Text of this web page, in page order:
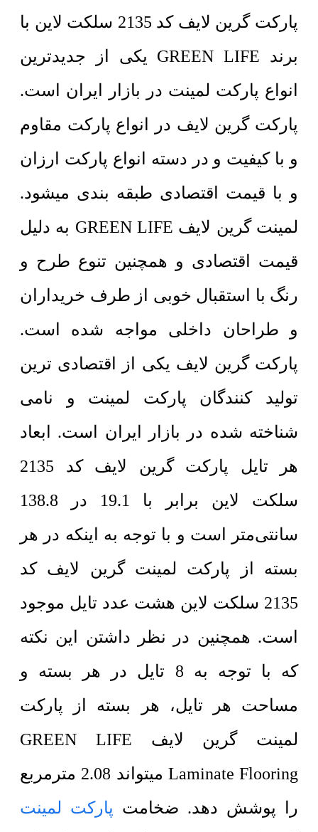
پارکت گرین لایف کد 2135 سلکت لاین با
برند GREEN LIFE یکی از جدیدترین
انواع پارکت لمینت در بازار ایران است.
پارکت گرین لایف در انواع پارکت مقاوم
و با کیفیت و در دسته انواع پارکت ارزان
و با قیمت اقتصادی طبقه بندی میشود.
لمینت گرین لایف GREEN LIFE به دلیل
قیمت اقتصادی و همچنین تنوع طرح و
رنگ با استقبال خوبی از طرف خریداران
و طراحان داخلی مواجه شده است.
پارکت گرین لایف یکی از اقتصادی ترین
تولید کنندگان پارکت لمینت و نامی
شناخته شده در بازار ایران است. ابعاد
هر تایل پارکت گرین لایف کد 2135
سلکت لاین برابر با 19.1 در 138.8
سانتی‌متر است و با توجه به اینکه در هر
بسته از پارکت لمینت گرین لایف کد
2135 سلکت لاین هشت عدد تایل موجود
است. همچنین در نظر داشتن این نکته
که با توجه به 8 تایل در هر بسته و
مساحت هر تایل، هر بسته از پارکت
لمینت گرین لایف GREEN LIFE
Laminate Flooring میتواند 2.08 مترمربع
را پوشش دهد. ضخامت پارکت لمینت